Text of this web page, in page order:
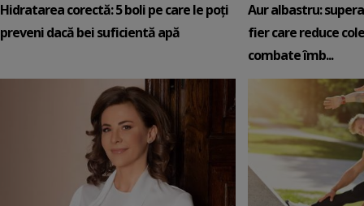
Hidratarea corectă: 5 boli pe care le poți
preveni dacă bei suficientă apă
Aur albastru:
fier care reduce
combate îmb...